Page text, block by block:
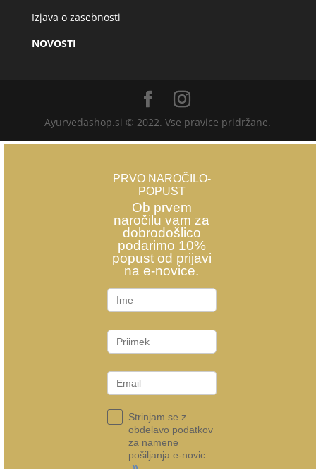
Izjava o zasebnosti
NOVOSTI
Ayurvedashop.si © 2022. Vse pravice pridržane.
PRVO NAROČILO-
POPUST
Ob prvem
naročilu vam za
dobrodošlico
podarimo 10%
popust od prijavi
na e-novice.
Strinjam se z
obdelavo podatkov
za namene
pošiljanja e-novic